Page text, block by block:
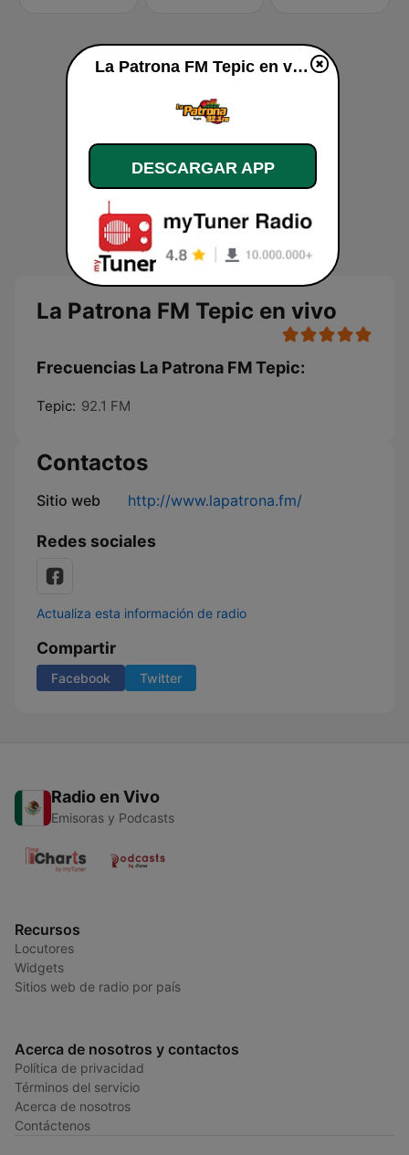
La Patrona FM Tepic en vivo
Frecuencias La Patrona FM Tepic:
Tepic: 92.1 FM
Contactos
Sitio web http://www.lapatrona.fm/
Redes sociales
Actualiza esta información de radio
Compartir
Facebook Twitter
Radio en Vivo
Emisoras y Podcasts
Recursos
Locutores
Widgets
Sitios web de radio por país
Acerca de nosotros y contactos
Política de privacidad
Términos del servicio
Acerca de nosotros
Contáctenos
La Patrona FM Tepic en vivo
DESCARGAR APP